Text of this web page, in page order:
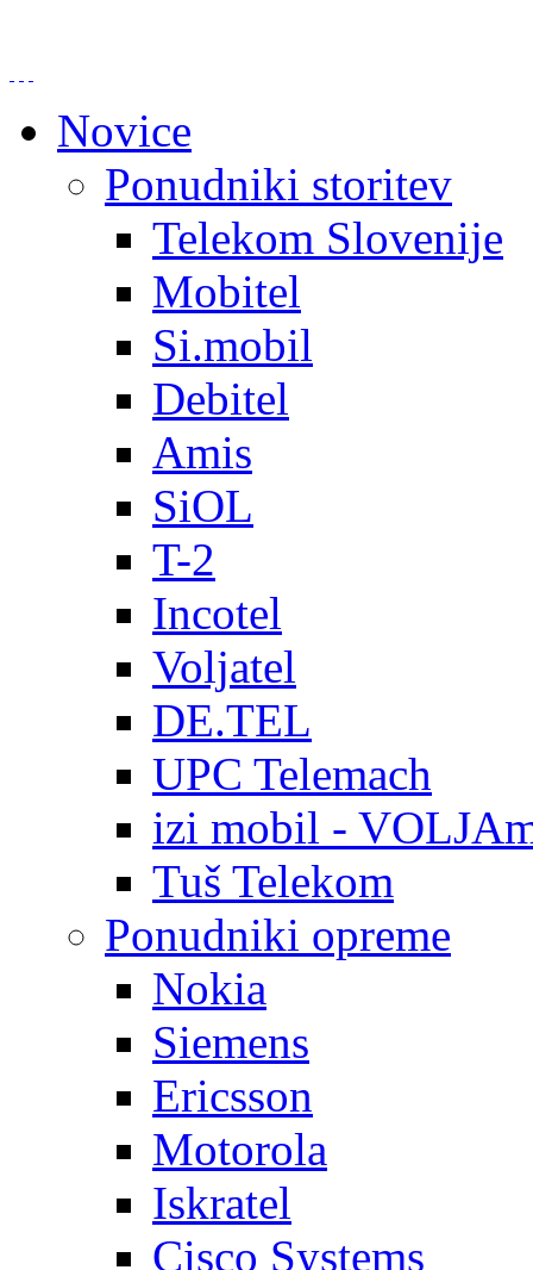
Novice
Ponudniki storitev
Telekom Slovenije
Mobitel
Si.mobil
Debitel
Amis
SiOL
T-2
Incotel
Voljatel
DE.TEL
UPC Telemach
izi mobil -
Tuš Telekom
Ponudniki opreme
Nokia
Siemens
Ericsson
Motorola
Iskratel
Cisco Systems